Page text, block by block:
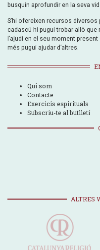
busquin aprofundir en la seva
S’hi ofereixen recursos diversos
cadascú hi pugui trobar allò que
l’ajudi en el seu moment present
més pugui ajudar d’altres.
Qui som
Contacte
Exercicis espirituals
Subscriu-te al butlletí
ALTRES